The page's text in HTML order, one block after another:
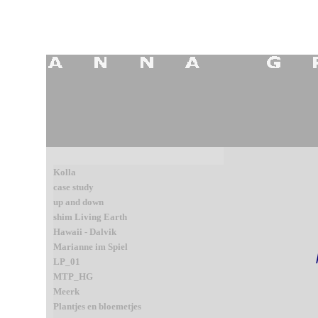
Kolla
case study
up and down
shim Living Earth
Hawaii - Dalvik
Marianne im Spiel
LP_01
MTP_HG
Meerk
Plantjes en bloemetjes